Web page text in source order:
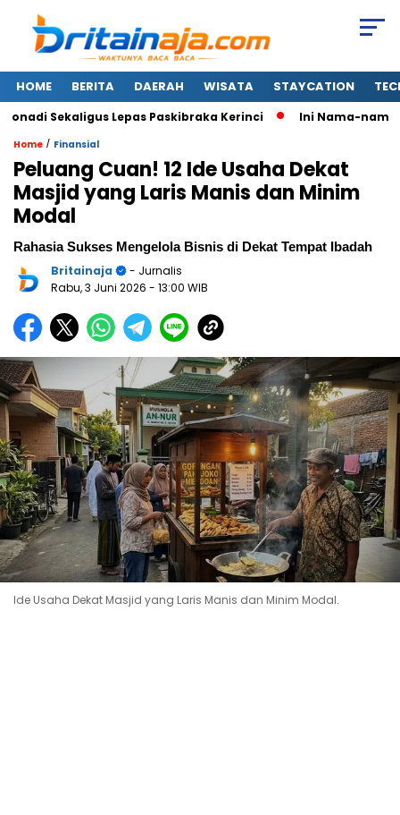
HOME BERITA DAERAH WISATA STAYCATION
Sekaligus Lepas Paskibraka Kerinci Ini Nama-nama 37
Home / Finansial
Peluang Cuan! 12 Ide Usaha Dekat
Masjid yang Laris Manis dan Minim
Modal
Rahasia Sukses Mengelola Bisnis di Dekat Tempat Ibadah
Britainaja
- Jurnalis
Rabu, 3 Juni 2026 - 13:00 WIB
Ide Usaha Dekat Masjid yang Laris Manis dan Minim Modal.